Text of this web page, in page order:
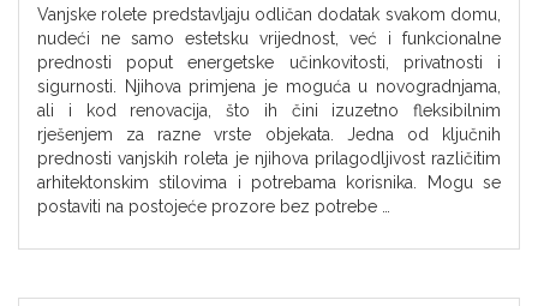
Vanjske rolete predstavljaju odličan dodatak svakom domu,
nudeći ne samo estetsku vrijednost, već i funkcionalne
prednosti poput energetske učinkovitosti, privatnosti i
sigurnosti. Njihova primjena je moguća u novogradnjama,
ali i kod renovacija, što ih čini izuzetno fleksibilnim
rješenjem za razne vrste objekata. Jedna od ključnih
prednosti vanjskih roleta je njihova prilagodljivost različitim
arhitektonskim stilovima i potrebama korisnika. Mogu se
postaviti na postojeće prozore bez potrebe …